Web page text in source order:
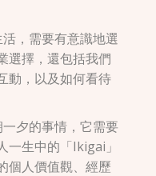
，需要有意識地選
選擇，還包括我們
動，以及如何看待
夕的事情，它需要
一生中的「Ikigai」
個人價值觀、經歷